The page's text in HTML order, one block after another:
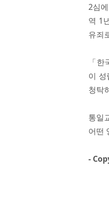
2심
역 1
유죄
「
이
청탁
통일
어떤
-